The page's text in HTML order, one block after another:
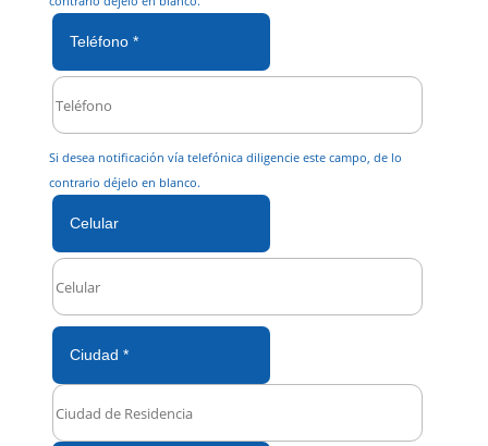
Teléfono *
Si desea notificación vía telefónica diligencie este campo, de lo
contrario déjelo en blanco.
Celular
Ciudad *